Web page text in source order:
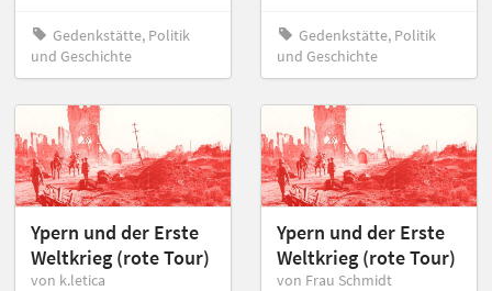
Gedenkstätte, Politik
und Geschichte
Gedenkstätte, Politik
und Geschichte
Ypern und der Erste
Weltkrieg (rote Tour)
von k.letica
Ypern und der Erste
Weltkrieg (rote Tour)
von Frau Schmidt